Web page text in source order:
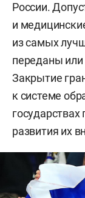
России.
и
из самых
переданы
Закрытие
к системе
развития их